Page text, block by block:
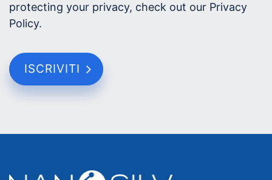
protecting your privacy, check out our Privacy
Policy.